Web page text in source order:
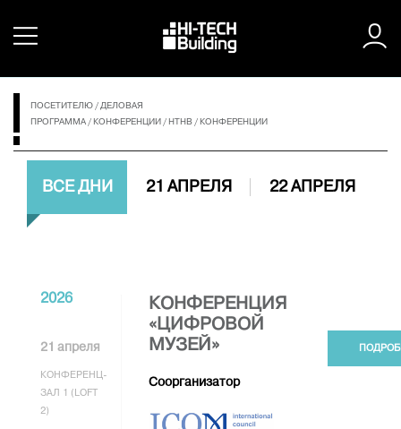
ПОСЕТИТЕЛЮ / ДЕЛОВАЯ
ПРОГРАММА / КОНФЕРЕНЦИИ / HTHB / КОНФЕРЕНЦИИ
ВСЕ ДНИ 21 АПРЕЛЯ 22 АПРЕЛЯ
2026
21 апреля
КОНФЕРЕНЦ-
ЗАЛ 1 (LOFT
2)
КОНФЕРЕНЦИЯ
«ЦИФРОВОЙ
МУЗЕЙ»
Соорганизатор